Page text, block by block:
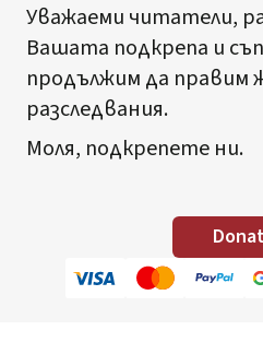
Уважаеми читатели,
Вашата подкрепа и
продължим да правим
разследвания.
Моля, подкрепете ни.